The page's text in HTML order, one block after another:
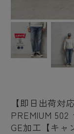
【即日出荷対
PREMIUM
GE加工【キャ